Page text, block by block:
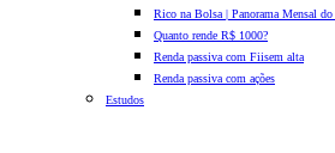
Rico na Bolsa | Panorama Mensal do
Quanto rende R$ 1000?
Renda passiva com Fiisem alta
Renda passiva com ações
Estudos